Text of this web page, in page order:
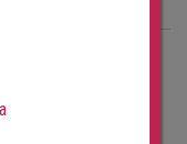
portale.